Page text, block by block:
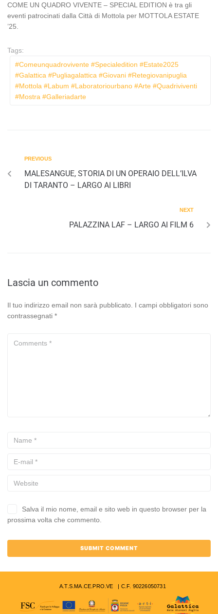
COME UN QUADRO VIVENTE – SPECIAL EDITION è tra gli
eventi patrocinati dalla Città di Mottola per MOTTOLA ESTATE
’25.
Tags:
#comeunquadrovivente #specialedition #estate2025
#galattica #pugliagalattica #giovani #retegiovanipuglia
#mottola #labum #laboratoriourbano #arte #quadriviventi
#mostra #galleriadarte
PREVIOUS
MALESANGUE, STORIA DI UN OPERAIO DELL’ILVA
DI TARANTO – LARGO AI LIBRI
NEXT
PALAZZINA LAF – LARGO AI FILM 6
Lascia un commento
Il tuo indirizzo email non sarà pubblicato. I campi obbligatori sono
contrassegnati *
Salva il mio nome, email e sito web in questo browser per la
prossima volta che commento.
A.T.S.MA.CE.PRO.VE | C.F. 90226050731